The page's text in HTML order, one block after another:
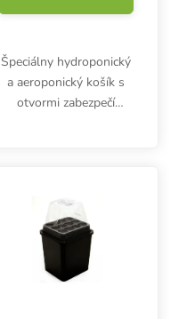
Špeciálny hydroponický
a aeroponický košík s
otvormi zabezpečí
kvetináč s priemerom 5
cm.